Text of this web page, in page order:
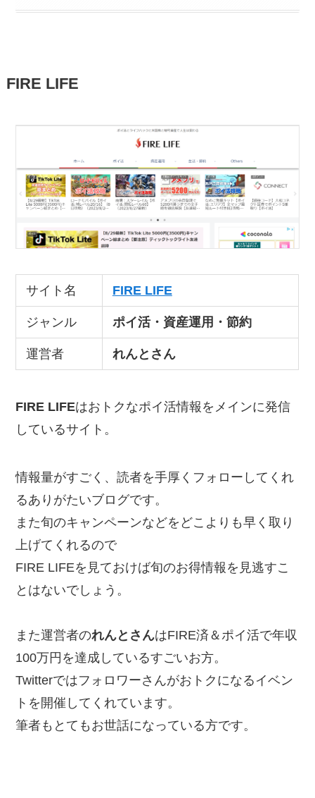
ン！新規登録で最大750円相当
TikTok Lite招待キャンペーンで2,750
FIRE LIFE
サイト名 FIRE LIFE
ジャンル ポイ活・資産運用・節約
運営者 れんとさん
FIRE LIFEはおトクなポイ活情報をメインに発信
しているサイト。
情報量がすごく、読者を手厚くフォローしてくれ
るありがたいブログです。
また旬のキャンペーンなどをどこよりも早く取り
上げてくれるので
FIRE LIFEを見ておけば旬のお得情報を見逃すこ
とはないでしょう。
また運営者のれんとさんはFIRE済＆ポイ活で年収
100万円を達成しているすごいお方。
Twitterではフォロワーさんがおトクになるイベン
トを開催してくれています。
筆者もとてもお世話になっている方です。